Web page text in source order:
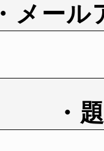
・メー
・